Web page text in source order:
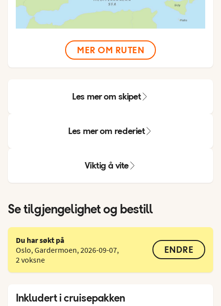
MER OM RUTEN
Les mer om skipet
Les mer om rederiet
Viktig å vite
Se tilgjengelighet og bestill
Du har søkt på
Oslo, Gardermoen, 2026-09-07,
2 voksne
ENDRE
Inkludert i cruisepakken